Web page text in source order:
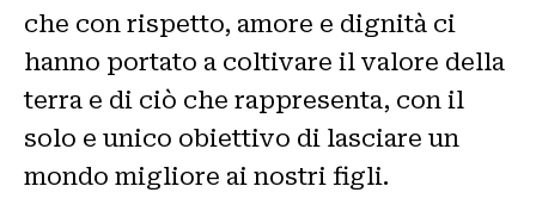
che con rispetto, amore e dignità ci
hanno portato a coltivare il valore della
terra e di ciò che rappresenta, con il
solo e unico obiettivo di lasciare un
mondo migliore ai nostri figli.